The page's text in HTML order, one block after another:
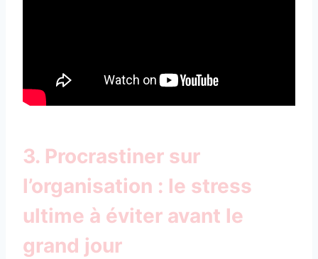
3. Procrastiner sur
l’organisation : le stress
ultime à éviter avant le
grand jour